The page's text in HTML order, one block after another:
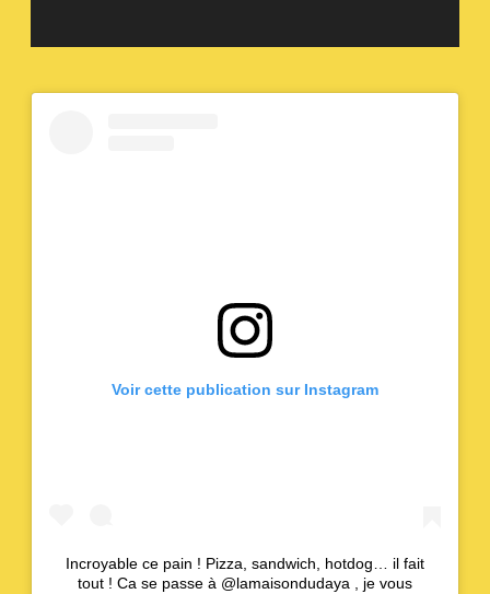
Voir cette publication sur Instagram
Incroyable ce pain ! Pizza, sandwich, hotdog… il fait
tout ! Ca se passe à @lamaisondudaya , je vous